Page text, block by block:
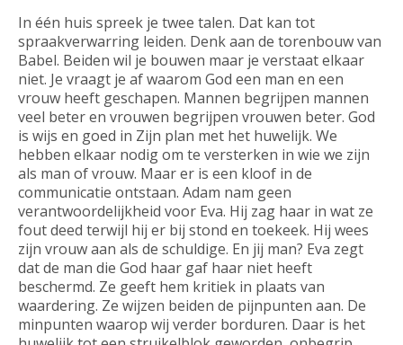
In één huis spreek je twee talen. Dat kan tot
spraakverwarring leiden. Denk aan de torenbouw van
Babel. Beiden wil je bouwen maar je verstaat elkaar
niet. Je vraagt je af waarom God een man en een
vrouw heeft geschapen. Mannen begrijpen mannen
veel beter en vrouwen begrijpen vrouwen beter. God
is wijs en goed in Zijn plan met het huwelijk. We
hebben elkaar nodig om te versterken in wie we zijn
als man of vrouw. Maar er is een kloof in de
communicatie ontstaan. Adam nam geen
verantwoordelijkheid voor Eva. Hij zag haar in wat ze
fout deed terwijl hij er bij stond en toekeek. Hij wees
zijn vrouw aan als de schuldige. En jij man? Eva zegt
dat de man die God haar gaf haar niet heeft
beschermd. Ze geeft hem kritiek in plaats van
waardering. Ze wijzen beiden de pijnpunten aan. De
minpunten waarop wij verder borduren. Daar is het